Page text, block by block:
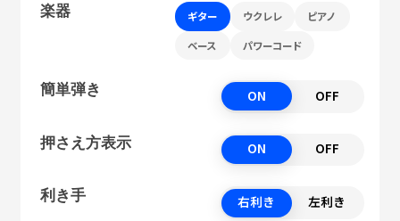
楽器 ギター ウクレレ ピアノ
ベース パワーコード
簡単弾き ON OFF
押さえ方表示 ON OFF
利き手 右利き 左利き